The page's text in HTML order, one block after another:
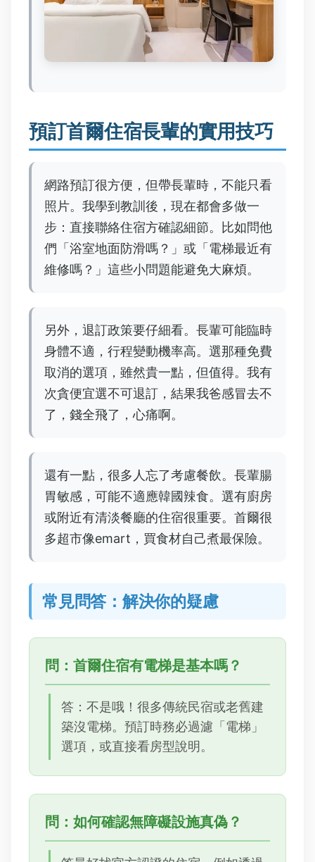
預訂首爾住宿長輩的實用技巧
網路預訂很方便，但帶長輩時，不能只看
照片。我學到教訓後，現在都會多做一
步：直接聯絡住宿方確認細節。比如問他
們「浴室地面防滑嗎？」或「電梯最近有
維修嗎？」這些小問題能避免大麻煩。
另外，退訂政策要仔細看。長輩可能臨時
身體不適，行程變動機率高。選那種免費
取消的選項，雖然貴一點，但值得。我有
次貪便宜選不可退訂，結果我爸感冒去不
了，錢全飛了，心痛啊。
還有一點，很多人忘了考慮餐飲。長輩腸
胃敏感，可能不適應韓國辣食。選有廚房
或附近有清淡餐廳的住宿很重要。首爾很
多超市像emart，買食材自己煮最保險。
常見問答：解決你的疑慮
問：首爾住宿有電梯是基本嗎？
答：不是哦！很多傳統民宿或老舊建
築沒電梯。預訂時務必過濾「電梯」
選項，或直接看房型說明。
問：如何確認無障礙設施真偽？